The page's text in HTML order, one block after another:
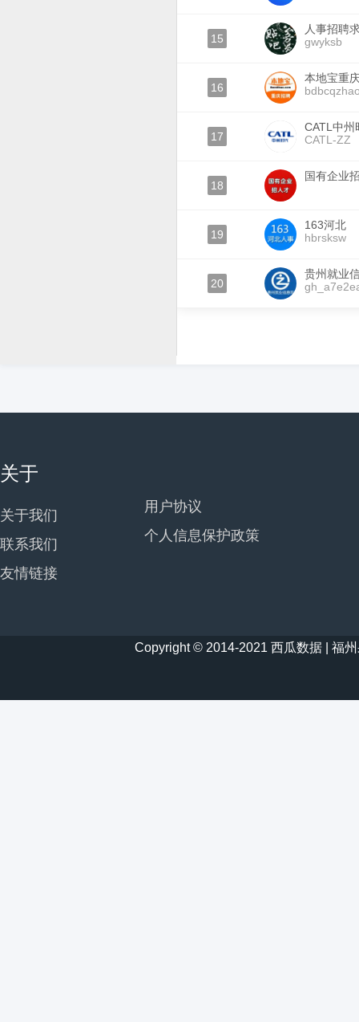
15
人事招聘
gwyksb
16
本地宝重
17
CATL中州
CATL-ZZ
18
国有企业
19
163河北
hbrsksw
20
贵州就业
关于
关于我们
联系我们
友情链接
用户协议
个人信息保护政策
Copyright © 2014-2021 西瓜数据 | 福